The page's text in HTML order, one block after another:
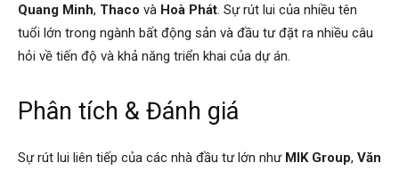
Quang Minh, Thaco và Hoà Phát. Sự rút lui của nhiều tên
tuổi lớn trong ngành bất động sản và đầu tư đặt ra nhiều câu
hỏi về tiến độ và khả năng triển khai của dự án.
Phân tích & Đánh giá
Sự rút lui liên tiếp của các nhà đầu tư lớn như MIK Group, Văn